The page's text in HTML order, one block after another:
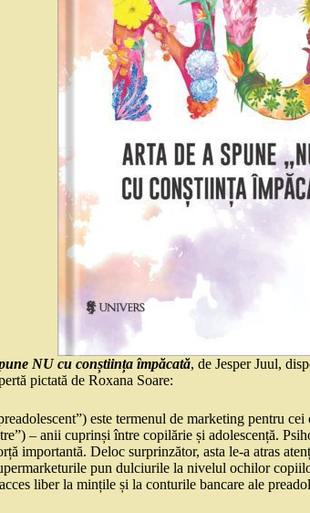
NU cu conștiința împăcată, de Jesper Juul,
pictată de Roxana Soare:
este termenul de marketing pentru
– anii cuprinși între copilărie și adolescență.
importantă. Deloc surprinzător, asta le-a atras
pun dulciurile la nivelul ochilor
liber la mințile și la conturile bancare ale